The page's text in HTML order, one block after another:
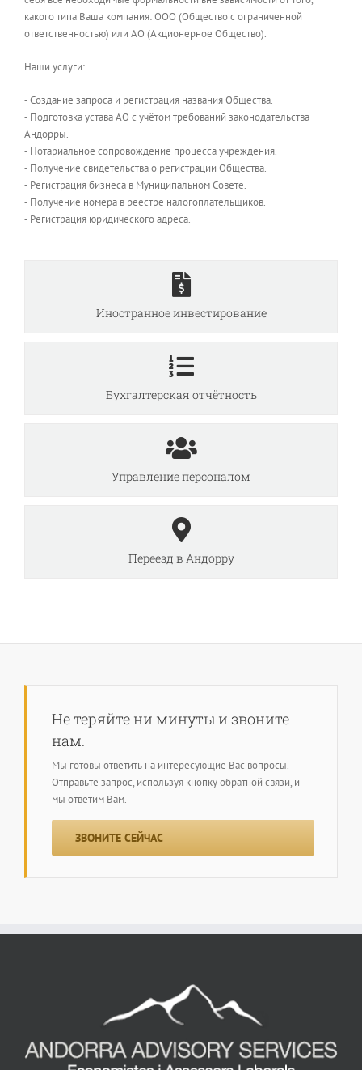
какого типа Ваша компания: ООО (Общество с ограниченной
ответственностью) или АО (Акционерное Общество).
Наши услуги:
⁃ Создание запроса и регистрация названия Общества.
⁃ Подготовка устава АО с учётом требований законодательства
Андорры.
⁃ Нотариальное сопровождение процесса учреждения.
⁃ Получение свидетельства о регистрации Общества.
⁃ Регистрация бизнеса в Муниципальном Совете.
⁃ Получение номера в реестре налогоплательщиков.
⁃ Регистрация юридического адреса.
Иностранное инвестирование
Бухгалтерская отчётность
Управление персоналом
Переезд в Андорру
Не теряйте ни минуты и звоните
нам.
Мы готовы ответить на интересующие Вас вопросы.
Отправьте запрос, используя кнопку обратной связи, и
мы ответим Вам.
ЗВОНИТЕ СЕЙЧАС